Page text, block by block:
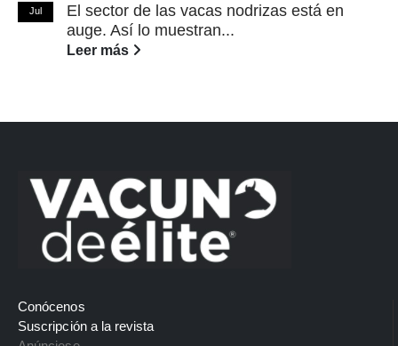
Jul
El sector de las vacas nodrizas está en
auge. Así lo muestran...
Leer más
Conócenos
Suscripción a la revista